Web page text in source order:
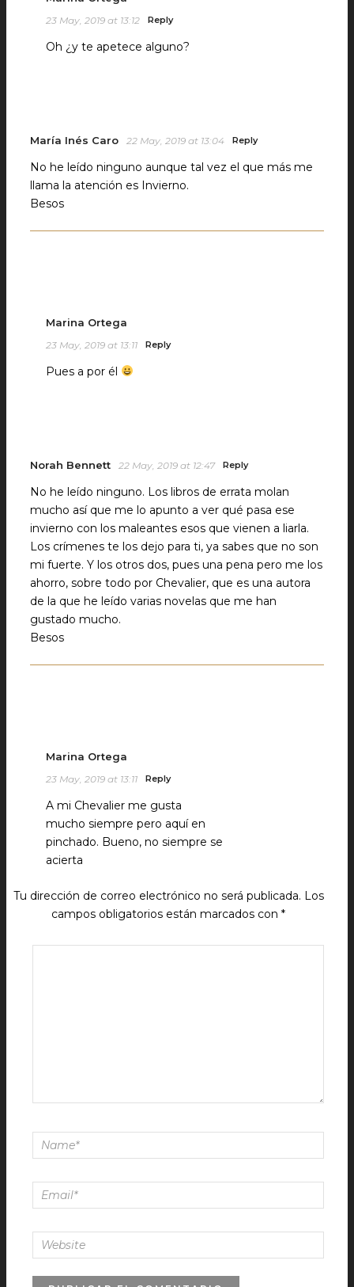
23 May, 2019 at 13:12 Reply
Oh ¿y te apetece alguno?
María Inés Caro 22 May, 2019 at 13:04 Reply
No he leído ninguno aunque tal vez el que más me
llama la atención es Invierno.
Besos
Marina Ortega
23 May, 2019 at 13:11 Reply
Pues a por él
Norah Bennett 22 May, 2019 at 12:47 Reply
No he leído ninguno. Los libros de errata molan
mucho así que me lo apunto a ver qué pasa ese
invierno con los maleantes esos que vienen a liarla.
Los crímenes te los dejo para ti, ya sabes que no son
mi fuerte. Y los otros dos, pues una pena pero me los
ahorro, sobre todo por Chevalier, que es una autora
de la que he leído varias novelas que me han
gustado mucho.
Besos
Marina Ortega
23 May, 2019 at 13:11 Reply
A mi Chevalier me gusta
mucho siempre pero aquí en
pinchado. Bueno, no siempre se
acierta
Tu dirección de correo electrónico no será publicada. Los
campos obligatorios están marcados con*